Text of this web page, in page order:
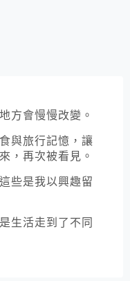
方會慢慢改變。
與旅行記憶，讓
，再次被看見。
些是我以興趣留
生活走到了不同